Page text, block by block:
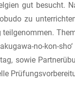
gut besucht.
zu
no-kon-
sowie